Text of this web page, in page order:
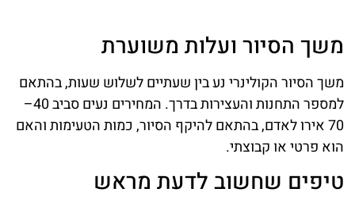
משך הסיור ועלות משוערת
משך הסיור הקולינרי נע בין שעתיים לשלוש שעות, בהתאם
למספר התחנות והעצירות בדרך. המחירים נעים סביב 40–
70 אירו לאדם, בהתאם להיקף הסיור, כמות הטעימות והאם
הוא פרטי או קבוצתי.
טיפים שחשוב לדעת מראש